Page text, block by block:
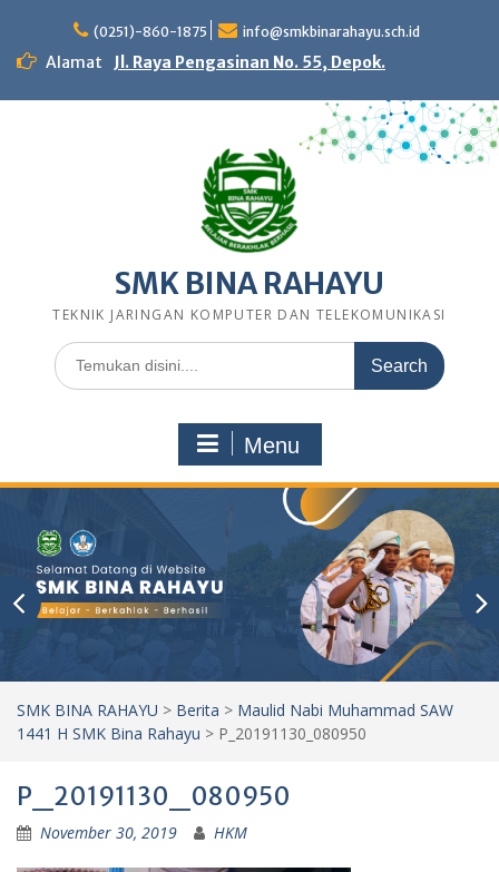
content
(0251)-860-1875 info@smkbinarahayu.sch.id
Alamat Jl. Raya Pengasinan No. 55, Depok.
SMK BINA RAHAYU
TEKNIK JARINGAN KOMPUTER DAN TELEKOMUNIKASI
Search
for:
Menu
SMK BINA RAHAYU > Berita > Maulid Nabi Muhammad SAW
1441 H SMK Bina Rahayu > P_20191130_080950
P_20191130_080950
November 30, 2019 HKM